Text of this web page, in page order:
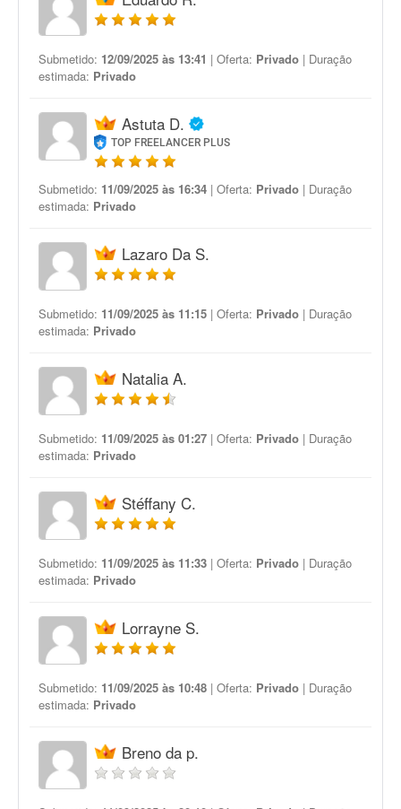
Submetido: 12/09/2025 às 13:41 | Oferta: Privado | Duração
estimada: Privado
Astuta D.
TOP FREELANCER PLUS
Submetido: 11/09/2025 às 16:34 | Oferta: Privado | Duração
estimada: Privado
Lazaro Da S.
Submetido: 11/09/2025 às 11:15 | Oferta: Privado | Duração
estimada: Privado
Natalia A.
Submetido: 11/09/2025 às 01:27 | Oferta: Privado | Duração
estimada: Privado
Stéffany C.
Submetido: 11/09/2025 às 11:33 | Oferta: Privado | Duração
estimada: Privado
Lorrayne S.
Submetido: 11/09/2025 às 10:48 | Oferta: Privado | Duração
estimada: Privado
Breno da p.